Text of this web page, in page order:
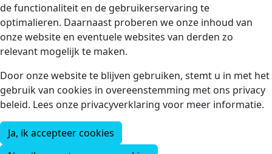
de functionaliteit en de gebruikerservaring te
optimalieren. Daarnaast proberen we onze inhoud van
onze website en eventuele websites van derden zo
relevant mogelijk te maken.
Door onze website te blijven gebruiken, stemt u in met het
gebruik van cookies in overeenstemming met ons privacy
beleid. Lees onze privacyverklaring voor meer informatie.
Ja, ik accepteer cookies